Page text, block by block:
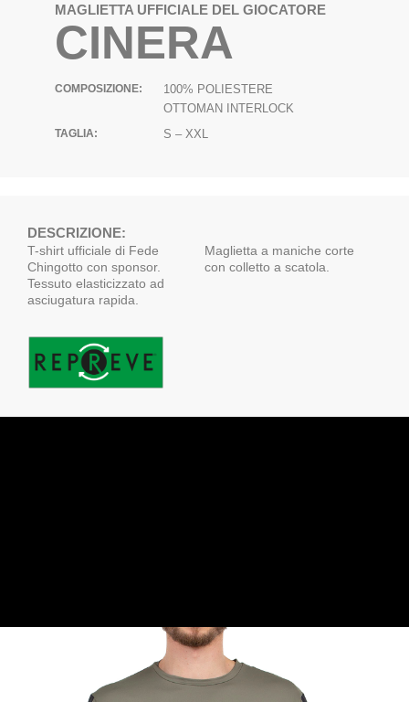
MAGLIETTA UFFICIALE DEL GIOCATORE
CINERA
COMPOSIZIONE:
100% POLIESTERE
OTTOMAN INTERLOCK
TAGLIA: S – XXL
DESCRIZIONE:
T-shirt ufficiale di Fede
Chingotto con sponsor.
Tessuto elasticizzato ad
asciugatura rapida.
Maglietta a maniche corte
con colletto a scatola.